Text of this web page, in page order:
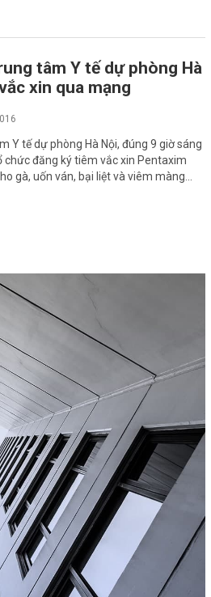
tâm Y tế dự phòng Hà
xin qua mạng
Y tế dự phòng Hà Nội, đúng 9 giờ sáng
đăng ký tiêm vắc xin Pentaxim
gà, uốn ván, bại liệt và viêm màng...